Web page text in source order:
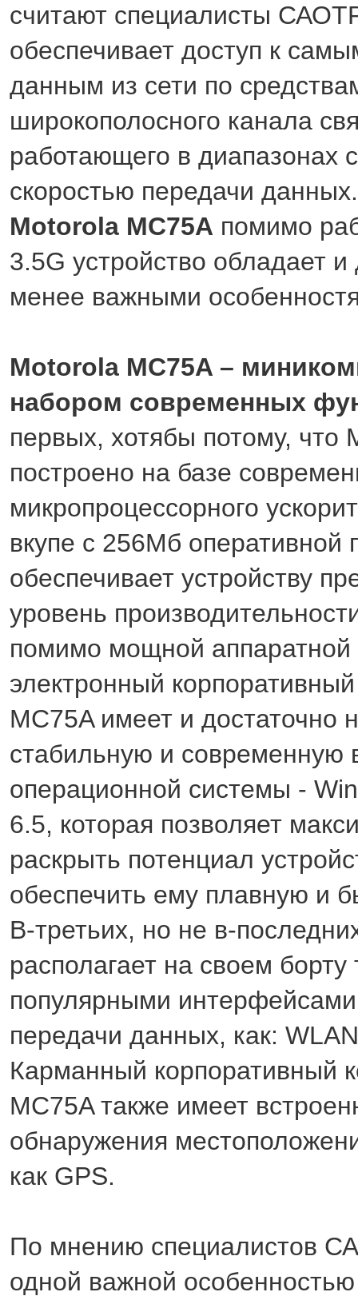
считают специалисты
обеспечивает доступ к
данным из сети по
широкополосного канала
работающего в диапазонах
скоростью передачи
Motorola MC75A помимо
3.5G устройство обладает
менее важными
Motorola MC75A –
набором современных
первых, хотябы потому, что
построено на базе
микропроцессорного
вкупе с 256Мб оперативной
обеспечивает устройству
уровень
помимо мощной аппаратной
электронный
MC75A имеет и достаточно
стабильную и современную
операционной системы -
6.5, которая позволяет
раскрыть потенциал
обеспечить ему плавную и
В-третьих, но не в-
располагает на своем борту
популярными
передачи данных, как:
Карманный корпоративный
MC75A также имеет
обнаружения
как GPS.
По мнению специалистов
одной важной особенностью